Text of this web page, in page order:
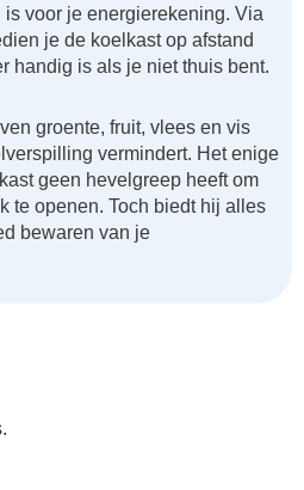
voor je energierekening. Via
je de koelkast op afstand
handig is als je niet thuis bent.
groente, fruit, vlees en vis
vermindert. Het enige
geen hevelgreep heeft om
te openen. Toch biedt hij alles
bewaren van je